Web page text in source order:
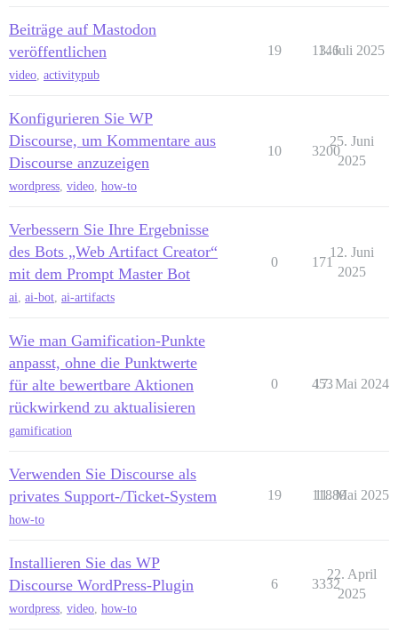
Beiträge auf Mastodon
veröffentlichen
video, activitypub
19 1146
3. Juli 2025
Konfigurieren Sie WP
Discourse, um Kommentare aus
Discourse anzuzeigen
wordpress, video, how-to
10 3200
25. Juni
2025
Verbessern Sie Ihre Ergebnisse
des Bots „Web Artifact Creator“
mit dem Prompt Master Bot
ai, ai-bot, ai-artifacts
0 171
12. Juni
2025
Wie man Gamification-Punkte
anpasst, ohne die Punktwerte
für alte bewertbare Aktionen
rückwirkend zu aktualisieren
gamification
0 453
17. Mai 2024
Verwenden Sie Discourse als
privates Support-/Ticket-System
how-to
19 11889
11. Mai 2025
Installieren Sie das WP
Discourse WordPress-Plugin
wordpress, video, how-to
6 3332
22. April
2025